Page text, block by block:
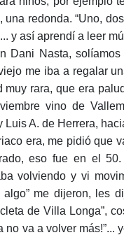
redonda. “Uno,
y así aprendí a leer
Dani Nasta,
me iba a regalar
rara, que era
vino de
A. de Herrera,
era, me pidió que
eso fue en el
volviendo y vi
algo” me dijeron, les
de Villa Longa”,
va a volver más!”...